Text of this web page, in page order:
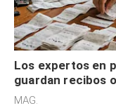
Los expertos en
guardan recibos
son
MAG.